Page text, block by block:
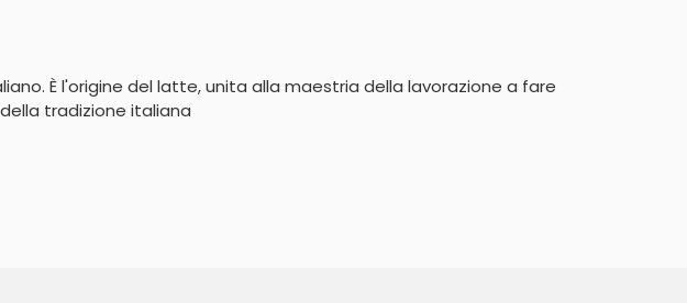
È l'origine del latte, unita alla maestria della lavorazione a fare
tradizione italiana